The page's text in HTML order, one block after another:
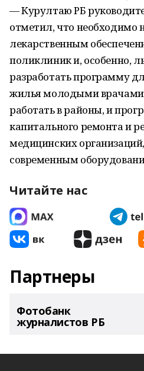
— Курултаю РБ
отметил, что необходимо
лекарственным
поликлиник и, особенно,
разработать программу
жилья молодыми
работать в районы, и
капитального ремонта и
медицинских
современным
Читайте нас
Партнеры
Фотобанк
журналистов РБ